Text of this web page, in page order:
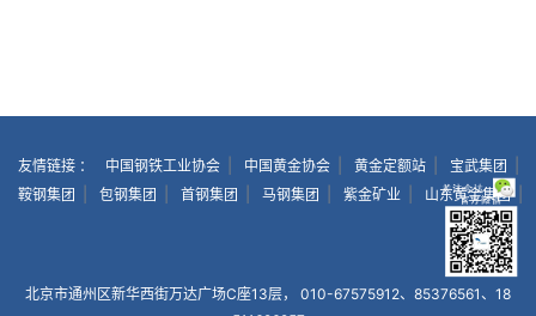
友情链接 ： 中国钢铁工业协会 中国黄金协会 黄金定额站 宝武集团
鞍钢集团 包钢集团 首钢集团 马钢集团 紫金矿业 山东黄金集团
北京市通州区新华西街万达广场C座13层， 010-67575912、85376561、18